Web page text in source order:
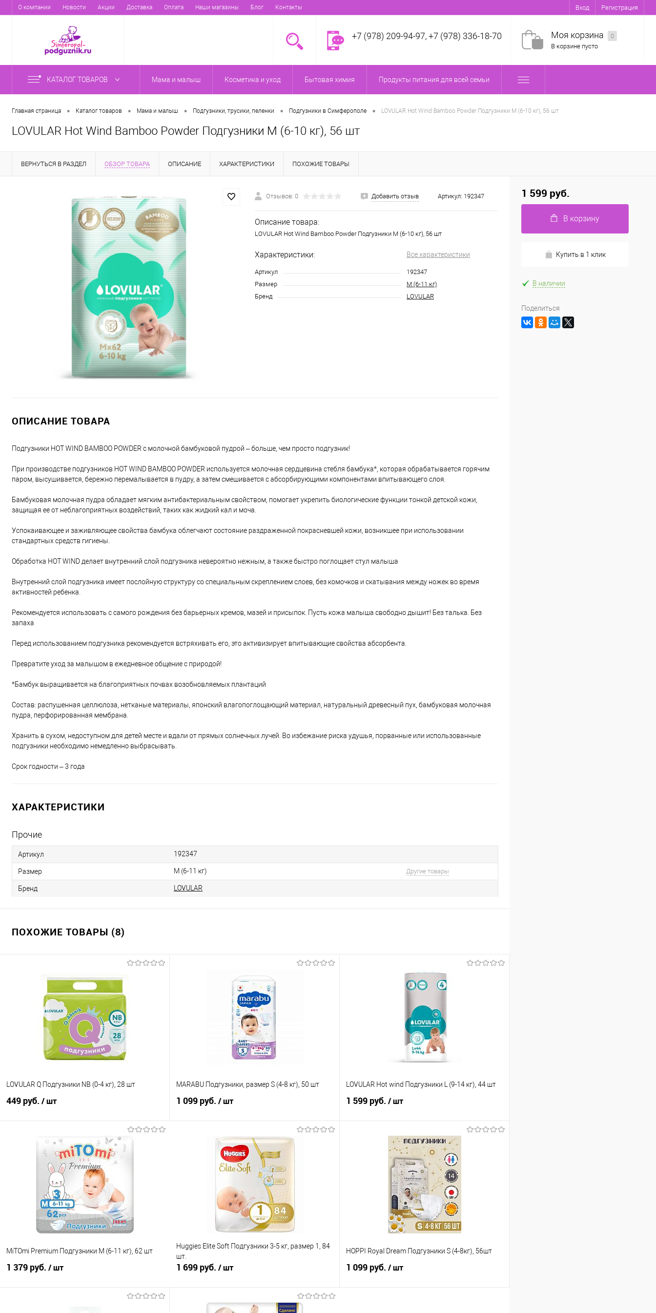
О компании Новости Акции Доставка Оплата Наши магазины Блог Контакты Вход Регистрация
+7 (978) 209-94-97, +7 (978) 336-18-70 Моя корзина
0
В корзине пусто
КАТАЛОГ ТОВАРОВ Мама и малыш Косметика и уход Бытовая химия Продукты питания для всей семьи
Главная страница • Каталог товаров • Мама и малыш • Подгузники, трусики, пеленки • Подгузники в Симферополе • LOVULAR Hot Wind Bamboo Powder Подгузники M (6-10 кг), 56 шт
LOVULAR Hot Wind Bamboo Powder Подгузники M (6-10 кг), 56 шт
ВЕРНУТЬСЯ В РАЗДЕЛ ОБЗОР ТОВАРА ОПИСАНИЕ ХАРАКТЕРИСТИКИ ПОХОЖИЕ ТОВАРЫ
Отзывов: 0 Добавить отзыв Артикул: 192347
Описание товара:
LOVULAR Hot Wind Bamboo Powder Подгузники M (6-10 кг), 56 шт
Характеристики: Все характеристики
Артикул
192347
Размер
M (6-11 кг)
Бренд
LOVULAR
ОПИСАНИЕ ТОВАРА
Подгузники HOT WIND BAMBOO POWDER с молочной бамбуковой пудрой – больше, чем просто подгузник!
При производстве подгузников HOT WIND BAMBOO POWDER используется молочная сердцевина стебля бамбука*, которая обрабатывается горячим
паром, высушивается, бережно перемалывается в пудру, а затем смешивается с абсорбирующими компонентами впитывающего слоя.
Бамбуковая молочная пудра обладает мягким антибактериальным свойством, помогает укрепить биологические функции тонкой детской кожи,
защищая ее от неблагоприятных воздействий, таких как жидкий кал и моча.
Успокаивающее и заживляющее свойства бамбука облегчают состояние раздраженной покрасневшей кожи, возникшее при использовании
стандартных средств гигиены.
Обработка HOT WIND делает внутренний слой подгузника невероятно нежным, а также быстро поглощает стул малыша
Внутренний слой подгузника имеет послойную структуру со специальным скреплением слоев, без комочков и скатывания между ножек во время
активностей ребенка.
Рекомендуется использовать с самого рождения без барьерных кремов, мазей и присыпок. Пусть кожа малыша свободно дышит! Без талька. Без
запаха
Перед использованием подгузника рекомендуется встряхивать его, это активизирует впитывающие свойства абсорбента.
Превратите уход за малышом в ежедневное общение с природой!
*Бамбук выращивается на благоприятных почвах возобновляемых плантаций
Состав: распушенная целлюлоза, нетканые материалы, японский влагопоглощающий материал, натуральный древесный пух, бамбуковая молочная
пудра, перфорированная мембрана.
Хранить в сухом, недоступном для детей месте и вдали от прямых солнечных лучей. Во избежание риска удушья, порванные или использованные
подгузники необходимо немедленно выбрасывать.
Срок годности – 3 года
ХАРАКТЕРИСТИКИ
Прочие
Артикул 192347
Размер M (6-11 кг) Другие товары
Бренд LOVULAR
ПОХОЖИЕ ТОВАРЫ (8)
LOVULAR Q Подгузники NB (0-4 кг), 28 шт
449 руб. / шт
В корзину
Купить в 1 клик
Сравнение
В избранное
В наличии
MARABU Подгузники, размер S (4-8 кг), 50 шт
1 099 руб. / шт
В корзину
Купить в 1 клик
Сравнение
В наличии
LOVULAR Hot wind Подгузники L (9-14 кг), 44 шт
1 599 руб. / шт
В корзину
Купить в 1 клик
Сравнение
В наличии
MiTOmi Premium Подгузники M (6-11 кг), 62 шт
1 379 руб. / шт
Huggies Elite Soft Подгузники 3-5 кг, размер 1, 84
шт.
1 699 руб. / шт
В корзину
HOPPI Royal Dream Подгузники S (4-8кг), 56шт
1 099 руб. / шт
1 599 руб.
В корзину
Купить в 1 клик
В наличии
Поделиться